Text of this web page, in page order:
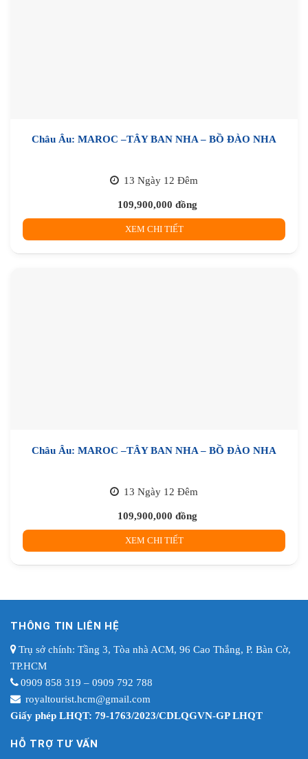
Châu Âu: MAROC –TÂY BAN NHA – BỒ ĐÀO NHA
13 Ngày 12 Đêm
109,900,000 đồng
XEM CHI TIẾT
Châu Âu: MAROC –TÂY BAN NHA – BỒ ĐÀO NHA
13 Ngày 12 Đêm
109,900,000 đồng
XEM CHI TIẾT
THÔNG TIN LIÊN HỆ
Trụ sở chính: Tầng 3, Tòa nhà ACM, 96 Cao Thắng, P. Bàn Cờ,
TP.HCM
0909 858 319 – 0909 792 788
royaltourist.hcm@gmail.com
Giấy phép LHQT: 79-1763/2023/CDLQGVN-GP LHQT
HỖ TRỢ TƯ VẤN